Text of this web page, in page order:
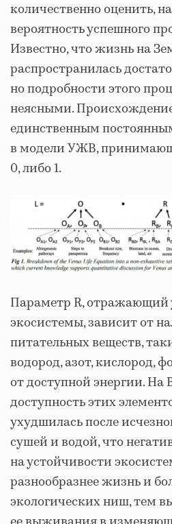
количественно оценить,
вероятность успешного
Известно, что жизнь на
распространилась
но подробности этого
неясными.
единственным
в модели УЖВ,
0, либо 1.
Параметр R, отражающий
экосистемы, зависит от
питательных веществ,
водород, азот, кислород,
от доступной энергии. На
доступность этих
ухудшилась после
сушей и водой, что
на устойчивости
разнообразнее жизнь и
экологических ниш, тем